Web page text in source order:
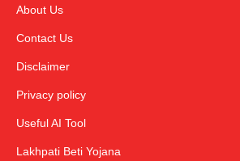
About Us
Contact Us
Disclaimer
Privacy policy
Useful AI Tool
Lakhpati Beti Yojana